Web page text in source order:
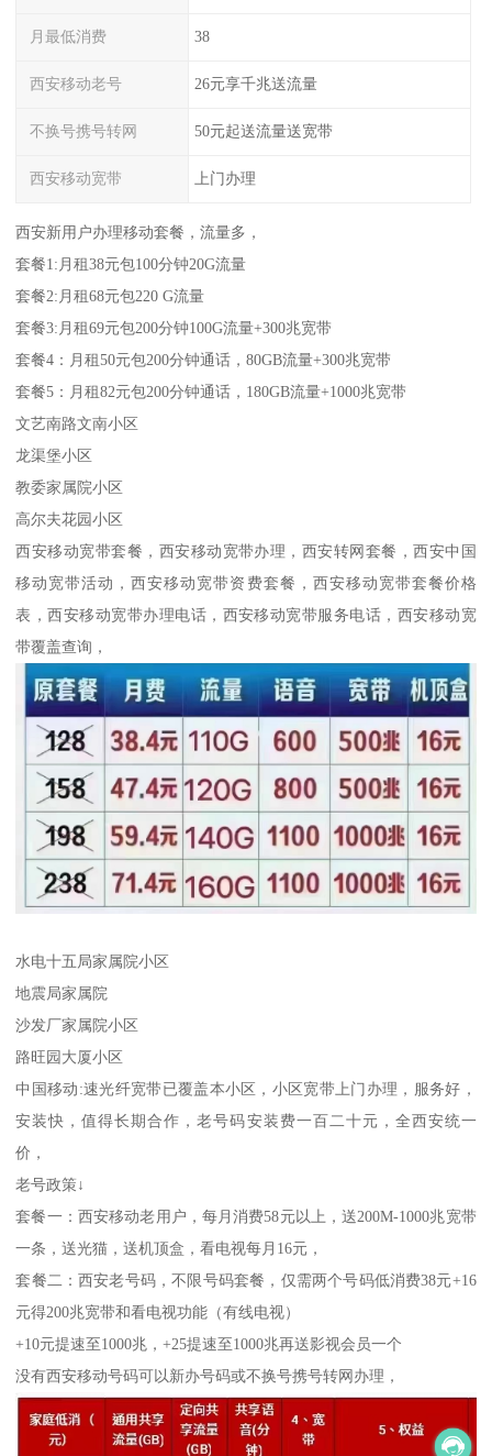
月最低消费 38
西安移动老号 26元享千兆送流量
不换号携号转网 50元起送流量送宽带
西安移动宽带 上门办理
西安新用户办理移动套餐，流量多，
套餐1:月租38元包100分钟20G流量
套餐2:月租68元包220 G流量
套餐3:月租69元包200分钟100G流量+300兆宽带
套餐4：月租50元包200分钟通话，80GB流量+300兆宽带
套餐5：月租82元包200分钟通话，180GB流量+1000兆宽带
文艺南路文南小区
龙渠堡小区
教委家属院小区
高尔夫花园小区
西安移动宽带套餐，西安移动宽带办理，西安转网套餐，西安中国
移动宽带活动，西安移动宽带资费套餐，西安移动宽带套餐价格
表，西安移动宽带办理电话，西安移动宽带服务电话，西安移动宽
带覆盖查询，
水电十五局家属院小区
地震局家属院
沙发厂家属院小区
路旺园大厦小区
中国移动:速光纤宽带已覆盖本小区，小区宽带上门办理，服务好，
安装快，值得长期合作，老号码安装费一百二十元，全西安统一
价，
老号政策↓
套餐一：西安移动老用户，每月消费58元以上，送200M-1000兆宽带
一条，送光猫，送机顶盒，看电视每月16元，
套餐二：西安老号码，不限号码套餐，仅需两个号码低消费38元+16
元得200兆宽带和看电视功能（有线电视）
+10元提速至1000兆，+25提速至1000兆再送影视会员一个
没有西安移动号码可以新办号码或不换号携号转网办理，